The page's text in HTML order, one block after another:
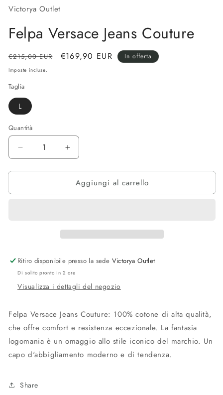
modale
Victorya Outlet
Felpa Versace Jeans Couture
Prezzo
di
€215,00 EUR
Prezzo
€169,90 EUR In offerta
Imposte incluse.
Taglia
L
Quantità
Diminuisci
quantità
per
Versace
Aumenta
quantità
per
Felpa
Versace
Aggiungi al carrello
Ritiro disponibile presso la sede Victorya Outlet
Di solito pronto in 2 ore
Visualizza i dettagli del negozio
Felpa Versace Jeans Couture: 100% cotone di alta qualità,
che offre comfort e resistenza eccezionale. La fantasia
logomania è un omaggio allo stile iconico del marchio. Un
capo d'abbigliamento moderno e di tendenza.
Share